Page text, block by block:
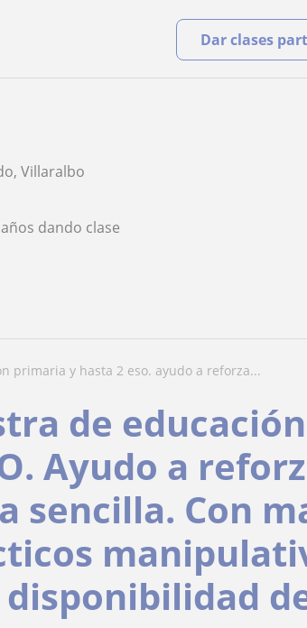
Dar clases
Villaralbo
años dando clase
primaria y hasta 2 eso. ayudo a reforza...
de
Ayudo a
sencilla. Con
disponibilidad